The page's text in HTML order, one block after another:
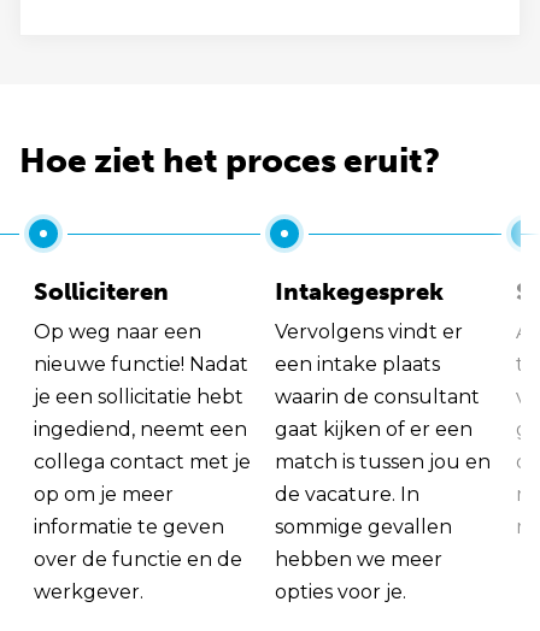
Hoe ziet het proces eruit?
Solliciteren
Op weg naar een
nieuwe functie! Nadat
je een sollicitatie hebt
ingediend, neemt een
collega contact met je
op om je meer
informatie te geven
over de functie en de
werkgever.
Intakegesprek
Vervolgens vindt er
een intake plaats
waarin de consultant
gaat kijken of er een
match is tussen jou en
de vacature. In
sommige gevallen
hebben we meer
opties voor je.